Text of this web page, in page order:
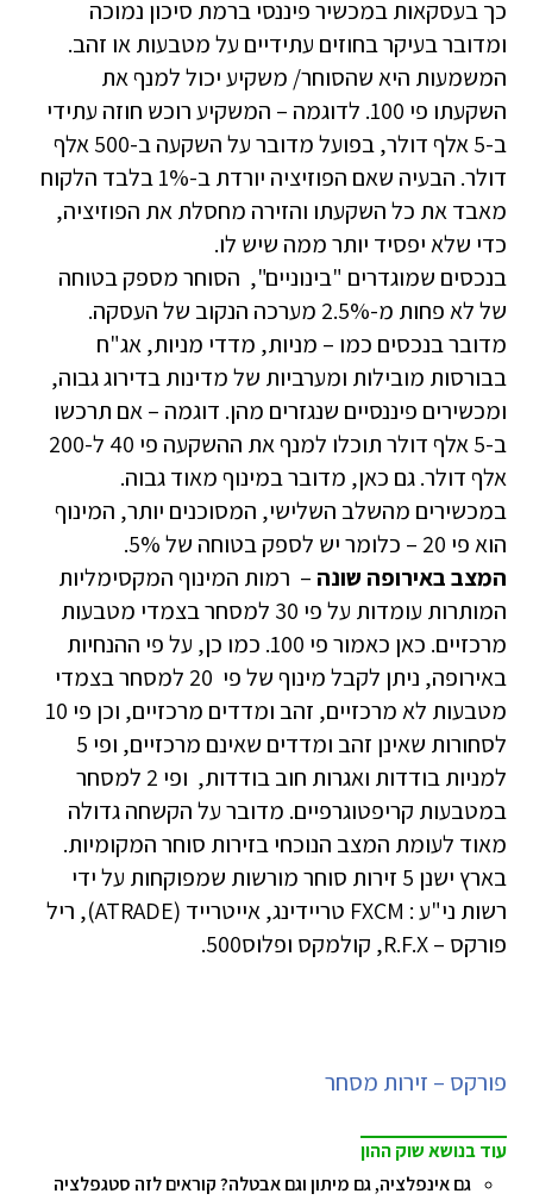
כך בעסקאות במכשיר פיננסי ברמת סיכון נמוכה
ומדובר בעיקר בחוזים עתידיים על מטבעות או זהב.
המשמעות היא שהסוחר/ משקיע יכול למנף את
השקעתו פי 100. לדוגמה – המשקיע רוכש חוזה עתידי
ב-5 אלף דולר, בפועל מדובר על השקעה ב-500 אלף
דולר. הבעיה שאם הפוזיציה יורדת ב-1% בלבד הלקוח
מאבד את כל השקעתו והזירה מחסלת את הפוזיציה,
כדי שלא יפסיד יותר ממה שיש לו.
בנכסים שמוגדרים "בינוניים", הסוחר מספק בטוחה
של לא פחות מ-2.5% מערכה הנקוב של העסקה.
מדובר בנכסים כמו – מניות, מדדי מניות, אג"ח
בבורסות מובילות ומערביות של מדינות בדירוג גבוה,
ומכשירים פיננסיים שנגזרים מהן. דוגמה – אם תרכשו
ב-5 אלף דולר תוכלו למנף את ההשקעה פי 40 ל-200
אלף דולר. גם כאן, מדובר במינוף מאוד גבוה.
במכשירים מהשלב השלישי, המסוכנים יותר, המינוף
הוא פי 20 – כלומר יש לספק בטוחה של 5%.
המצב באירופה שונה – רמות המינוף המקסימליות
המותרות עומדות על פי 30 למסחר בצמדי מטבעות
מרכזיים. כאן כאמור פי 100. כמו כן, על פי ההנחיות
באירופה, ניתן לקבל מינוף של פי 20 למסחר בצמדי
מטבעות לא מרכזיים, זהב ומדדים מרכזיים, וכן פי 10
לסחורות שאינן זהב ומדדים שאינם מרכזיים, ופי 5
למניות בודדות ואגרות חוב בודדות, ופי 2 למסחר
במטבעות קריפטוגרפיים. מדובר על הקשחה גדולה
מאוד לעומת המצב הנוכחי בזירות סוחר המקומיות.
בארץ ישנן 5 זירות סוחר מורשות שמפוקחות על ידי
רשות ני"ע : FXCM טריידינג, אייטרייד (ATRADE), ריל
פורקס – R.F.X, קולמקס ופלוס500.
פורקס – זירות מסחר
עוד בנושא שוק ההון
גם אינפלציה, גם מיתון וגם אבטלה? קוראים לזה סטגפלציה